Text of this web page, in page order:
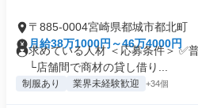
〒885-0004宮崎県都城市都北町
月給38万1000円～46万4000円
求めている人材 ＜応募条件＞ ✅
└店舗間で商材の貸し借り...
制服あり 業界未経験歓迎 +34個